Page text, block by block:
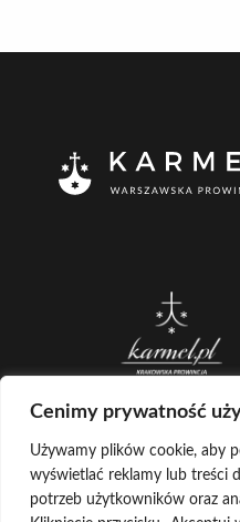
Cenimy prywatność
Używamy plików cookie, aby
wyświetlać reklamy lub treści
potrzeb użytkowników oraz
CREATED BY